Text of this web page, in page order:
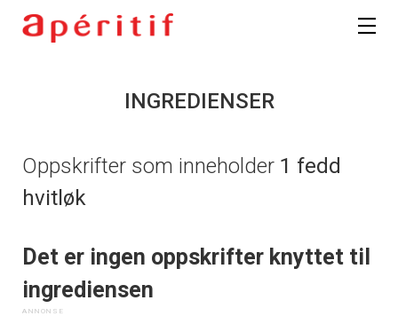
INGREDIENSER
Oppskrifter som inneholder 1 fedd
hvitløk
Det er ingen oppskrifter knyttet til
ingrediensen